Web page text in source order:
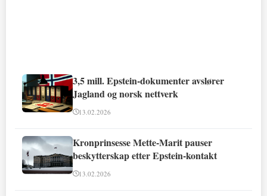
3,5 mill. Epstein-dokumenter avslører
Jagland og norsk nettverk
13.02.2026
Kronprinsesse Mette-Marit pauser
beskytterskap etter Epstein-kontakt
13.02.2026